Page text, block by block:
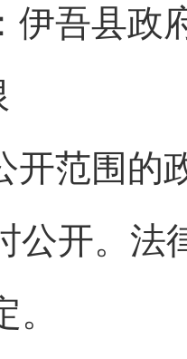
伊吾县政
开范围的
公开。法